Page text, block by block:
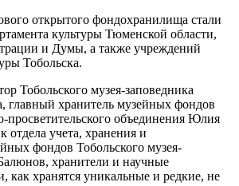
открытого фондохранилища стали
культуры Тюменской области,
и Думы, а также учреждений
Тобольска.
Тобольского музея-заповедника
главный хранитель музейных фондов
просветительского объединения Юлия
отдела учета, хранения и
фондов Тобольского музея-
хранители и научные
как хранятся уникальные и редкие, не